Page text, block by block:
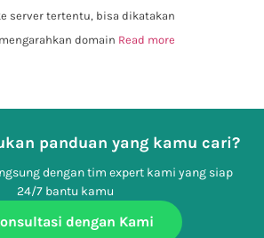
server tertentu, bisa dikatakan
domain Read more
panduan yang kamu cari?
dengan tim expert kami yang siap
24/7 bantu kamu
dengan Kami